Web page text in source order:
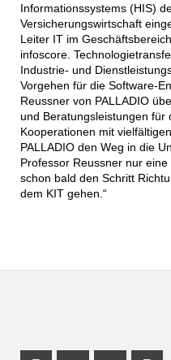
Informationssystems (HIS)
Versicherungswirtschaft
Leiter IT im
infoscore.
Industrie- und
Vorgehen für die Software-
Reussner von PALLADIO
und Beratungsleistungen für
Kooperationen mit
PALLADIO den Weg in die
Professor Reussner nur
schon bald den Schritt
dem KIT gehen.“